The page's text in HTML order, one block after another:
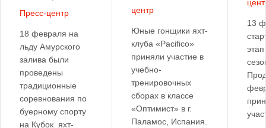
Пресс-центр
18 февраля на
льду Амурского
залива были
проведены
традиционные
соревнования по
буерному спорту
на Кубок яхт-
центр
Юные гонщики яхт-
клуба «Pacifico»
приняли участие в
учебно-
тренировочных
сборах в классе
«Оптимист» в г.
Паламос, Испания.
13
этап